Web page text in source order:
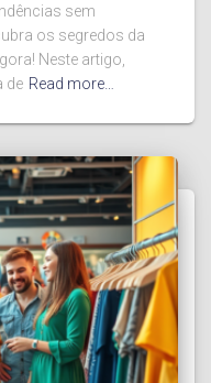
sem
os segredos da
Neste artigo,
de Read more…